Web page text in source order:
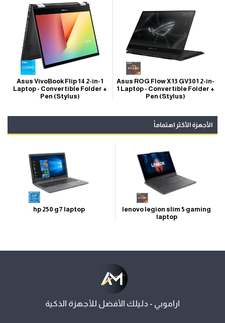
Asus ROG Flow X13 GV301 2-in-
1 Laptop - Convertible Folder +
Pen (Stylus)
Asus VivoBook Flip 14 2-in-1
Laptop - Convertible Folder +
Pen (Stylus)
الأجهزة الأكثر اهتماماً
lenovo legion slim 5 gaming
laptop
hp 250 g7 laptop
اراموبي - دليلك الأفضل للأجهزة الذكية